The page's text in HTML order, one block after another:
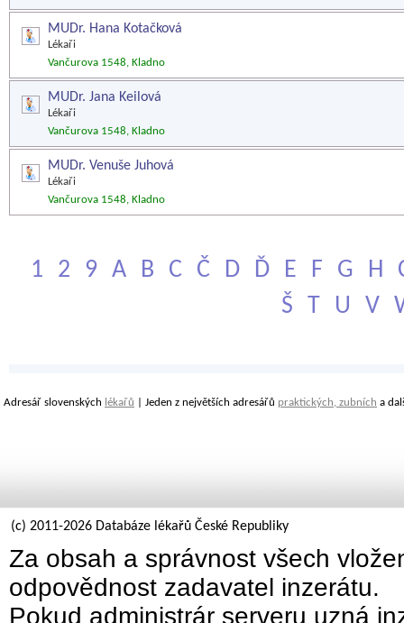
MUDr. Hana Kotačková
Lékaři
Vančurova 1548, Kladno
MUDr. Jana Keilová
Lékaři
Vančurova 1548, Kladno
MUDr. Venuše Juhová
Lékaři
Vančurova 1548, Kladno
1 2 9 A B C Č D Ď E F G H
Š
T U V
Adresář slovenských lékařů | Jeden z největších adresářů praktických, zubních a
(c) 2011-2026 Databáze lékařů České Republiky
Za obsah a správnost všech
odpovědnost zadavatel inzerátu.
Pokud administrár serveru uzná